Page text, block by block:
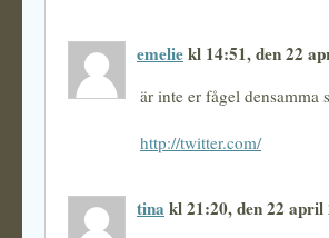
emeliekl 14:51, den 22
är inte er fågel densamma
http://twitter.com/
tina kl 21:20, den 22 april